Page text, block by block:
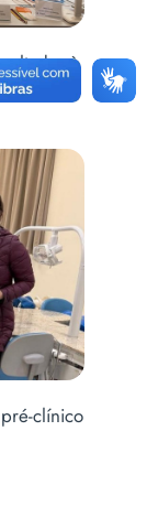
saúde bucal
de alunos de